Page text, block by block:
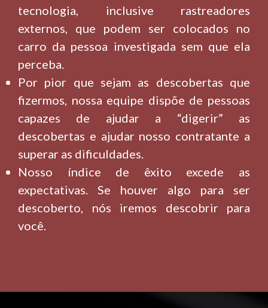
tecnologia, inclusive rastreadores
externos, que podem ser colocados no
carro da pessoa investigada sem que ela
perceba.
Por pior que sejam as descobertas que
fizermos, nossa equipe dispõe de pessoas
capazes de ajudar a “digerir” as
descobertas e ajudar nosso contratante a
superar as dificuldades.
Nosso índice de êxito excede as
expectativas. Se houver algo para ser
descoberto, nós iremos descobrir para
você.